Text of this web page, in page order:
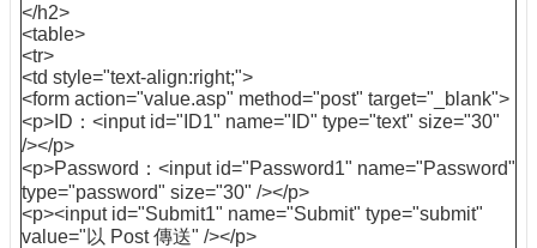
</h2>
<table>
<tr>
<td style="text-align:right;">
<form action="value.asp" method="post" target="_blank">
<p>ID：<input id="ID1" name="ID" type="text" size="30"
/></p>
<p>Password：<input id="Password1" name="Password"
type="password" size="30" /></p>
<p><input id="Submit1" name="Submit" type="submit"
value="以 Post 傳送" /></p>